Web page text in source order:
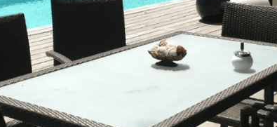
Transformation digitale
Gastronomie
Tourisme
Droit
Divers
Coronavirus